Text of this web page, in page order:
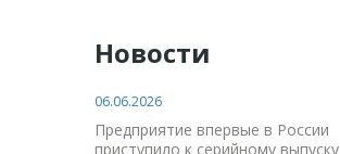
Новости
06.06.2026
Предприятие впервые в России
приступило к серийному выпуску